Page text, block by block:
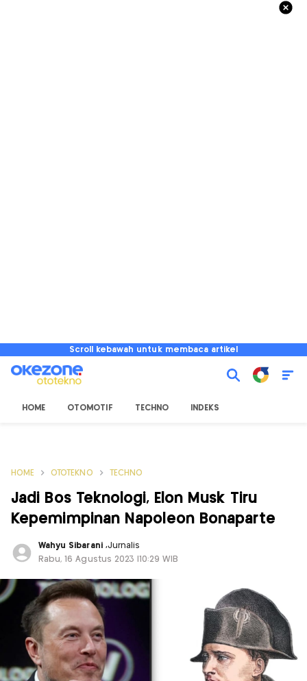
Scroll kebawah untuk membaca artikel
HOME OTOMOTIF TECHNO INDEKS
HOME OTOTEKNO TECHNO
Jadi Bos Teknologi, Elon Musk Tiru
Kepemimpinan Napoleon Bonaparte
Wahyu Sibarani ,Jurnalis
Rabu, 16 Agustus 2023 |10:29 WIB